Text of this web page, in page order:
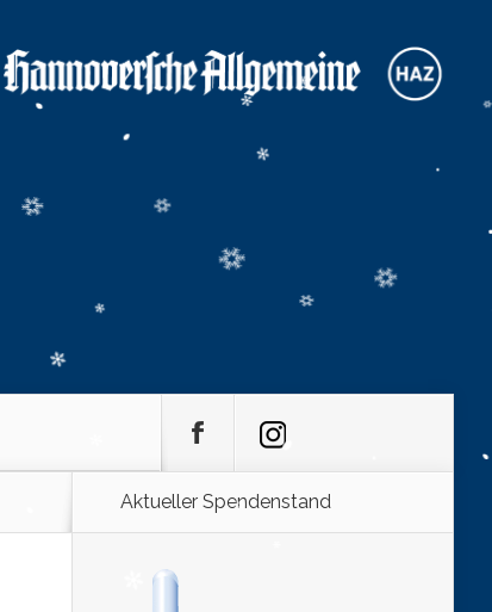
Aktueller Spendenstand